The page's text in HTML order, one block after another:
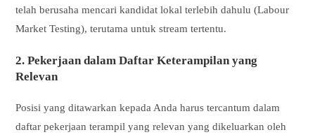
telah berusaha mencari kandidat lokal terlebih dahulu (Labour
Market Testing), terutama untuk stream tertentu.
2. Pekerjaan dalam Daftar Keterampilan yang
Relevan
Posisi yang ditawarkan kepada Anda harus tercantum dalam
daftar pekerjaan terampil yang relevan yang dikeluarkan oleh